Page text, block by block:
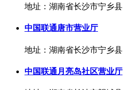
地址：湖南省长沙市宁乡县
中国联通唐市营业厅
地址：湖南省长沙市宁乡县
中国联通月亮岛社区营业厅